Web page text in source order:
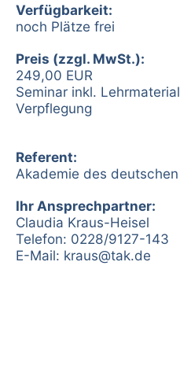
Verfügbarkeit:
noch Plätze frei
Preis (zzgl. MwSt.):
249,00 EUR
Seminar inkl.
Verpflegung
Referent:
Akademie des
Ihr Ansprechpartner:
Claudia Kraus-Heisel
Telefon: 0228/9127-143
E-Mail: kraus@tak.de